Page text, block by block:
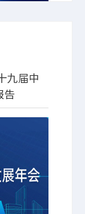
九届中
告
九届中国
析仪器领
发展论坛）
前沿！